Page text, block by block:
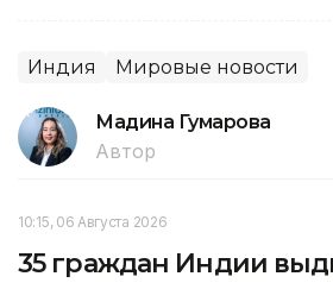
Индия Мировые новости
Мадина Гумарова
Автор
10:15, 06 Августа 2026
35 граждан Индии